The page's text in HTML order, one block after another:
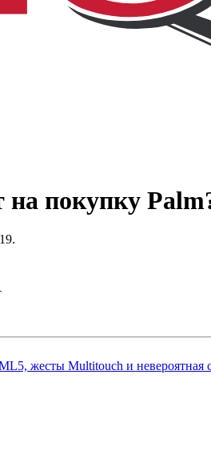
покупку
жесты Multitouch и невероятная